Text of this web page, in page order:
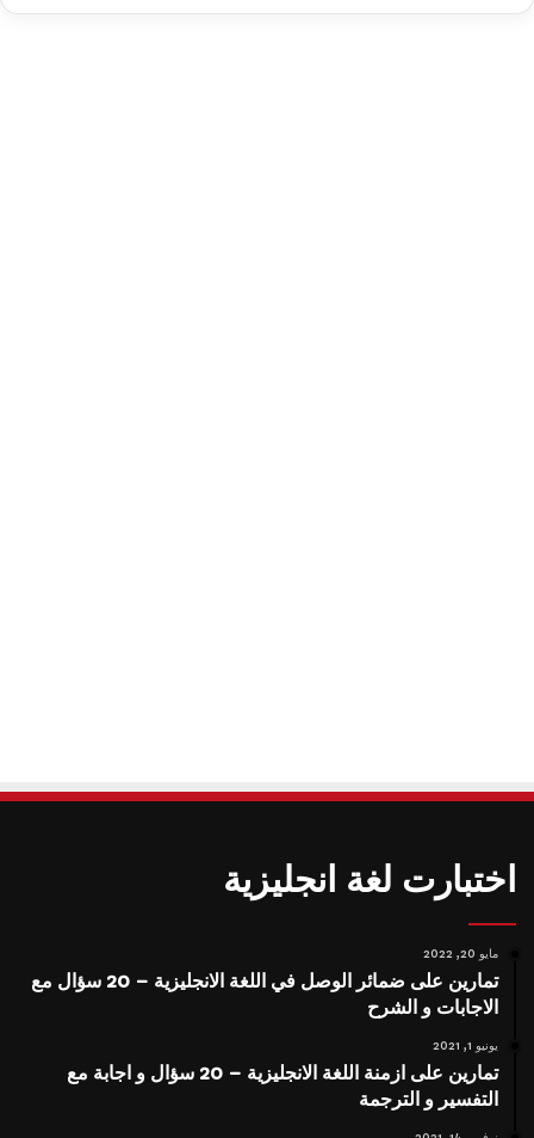
اختبارت لغة انجليزية
مايو 20, 2022
تمارين على ضمائر الوصل في اللغة الانجليزية – 20 سؤال مع
الاجابات و الشرح
يونيو 1, 2021
تمارين على ازمنة اللغة الانجليزية – 20 سؤال و اجابة مع
التفسير و الترجمة